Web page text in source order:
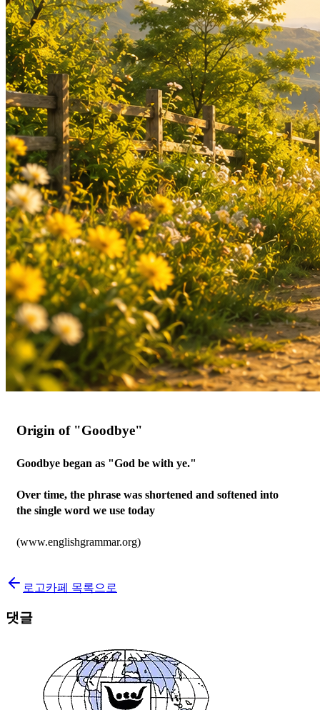
Origin of "Goodbye"
Goodbye began as "God be with ye."
Over time, the phrase was shortened and softened into
the single word we use today
(www.englishgrammar.org)
로고카페 목록으로
댓글